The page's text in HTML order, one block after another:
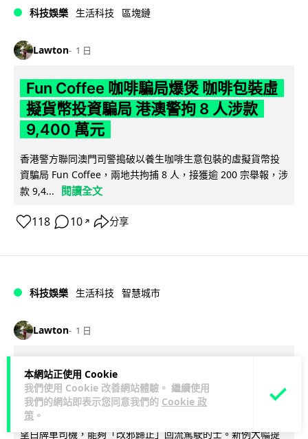
本網站正使用 Cookie
我們使用 Cookie 改善網站體驗。 繼續使用
我們的網站即表示您同意我們的 Cookie 政
策 。
科技娛樂 生活科技 區塊鏈
Lawton 1 日
Fun Coffee 咖啡騙局爆煲 咖啡包裝虛
擬貨幣投資騙局 港澳警拘 8 人涉款
9,400 萬元
香港警方聯同澳門司警搗破以養生咖啡生意包裝的虛擬貨幣投
資騙局 Fun Coffee，兩地共拘捕 8 人，接獲逾 200 宗舉報，涉
款 9,4...
閱讀全文
118 10 ↗ 分享
科技娛樂 生活科技 智慧城市
Lawton 1 日
網約車條例生效 有司機暫時停工避風頭
的士業界籲白牌 "改邪歸正"
規管網約車法例大部分條文已於 8 月 3 日生效，的士業界就期
望白牌車司機，能夠「改邪歸正」回流駕駛的士。新例大幅提